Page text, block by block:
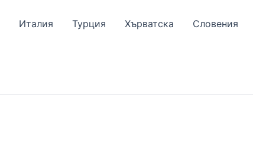
Италия Турция Хърватска Словения